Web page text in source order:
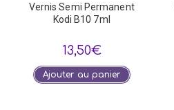
Vernis Semi Permanent
Kodi B10 7ml
13,50€
Ajouter au panier